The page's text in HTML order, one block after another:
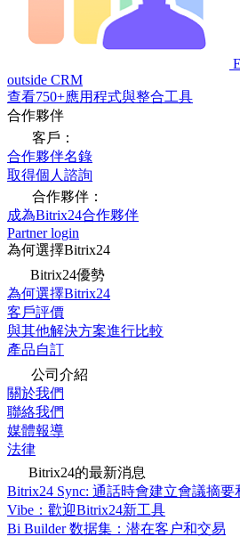
outside CRM
查看750+應用程式與整合工具
合作夥伴
客戶：
合作夥伴名錄
取得個人諮詢
合作夥伴：
成為Bitrix24合作夥伴
Partner login
為何選擇Bitrix24
Bitrix24優勢
為何選擇Bitrix24
客戶評價
與其他解決方案進行比較
產品自訂
公司介紹
關於我們
聯絡我們
媒體報導
法律
Bitrix24的最新消息
Bitrix24 Sync: 通話時會建立會議摘要
Vibe：歡迎Bitrix24新工具
Bi Builder 数据集：潜在客户和交易